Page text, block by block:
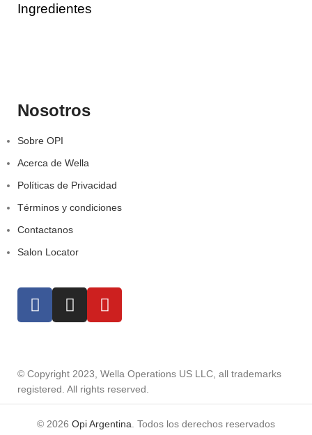
Ingredientes
Nosotros
Sobre OPI
Acerca de Wella
Políticas de Privacidad
Términos y condiciones
Contactanos
Salon Locator
© Copyright 2023, Wella Operations US LLC, all trademarks
registered. All rights reserved.
© 2026 Opi Argentina. Todos los derechos reservados